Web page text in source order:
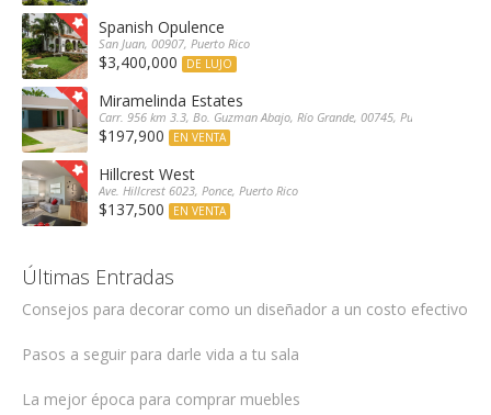
Spanish Opulence
San Juan, 00907, Puerto Rico
$3,400,000 DE LUJO
Miramelinda Estates
Carr. 956 km 3.3, Bo. Guzman Abajo, Río Grande, 00745, Puerto Rico
$197,900 EN VENTA
Hillcrest West
Ave. Hillcrest 6023, Ponce, Puerto Rico
$137,500 EN VENTA
Últimas Entradas
Consejos para decorar como un diseñador a un costo efectivo
Pasos a seguir para darle vida a tu sala
La mejor época para comprar muebles